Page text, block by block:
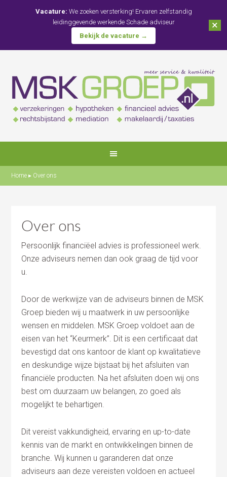
Vacature: We zoeken versterking! Ervaren zelfstandig
leidinggevende werkende Schade adviseur
Bekijk de vacature →
×
Home ▸ Over ons
Over ons
Persoonlijk financiëel advies is professioneel werk.
Onze adviseurs nemen dan ook graag de tijd voor
u.
Door de werkwijze van de adviseurs binnen de MSK
Groep bieden wij u maatwerk in uw persoonlijke
wensen en middelen. MSK Groep voldoet aan de
eisen van het “Keurmerk”. Dit is een certificaat dat
bevestigd dat ons kantoor de klant op kwalitatieve
en deskundige wijze bijstaat bij het afsluiten van
financiële producten. Na het afsluiten doen wij ons
best om duurzaam uw belangen, zo goed als
mogelijkt te behartigen.
Dit vereist vakkundigheid, ervaring en up-to-date
kennis van de markt en ontwikkelingen binnen de
branche. Wij kunnen u garanderen dat onze
adviseurs aan deze vereisten voldoen en actueel